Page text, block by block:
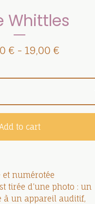
Whittles
€ - 19,00 €
to cart
numérotée
tirée d’une photo : un
à un appareil auditif,